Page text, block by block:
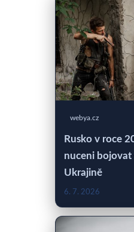
webya.cz
Rusko v roce
nuceni bojovat
Ukrajině
6. 7. 2026